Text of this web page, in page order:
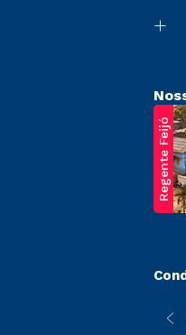
Regente Feijó
sofrer alterações
*A